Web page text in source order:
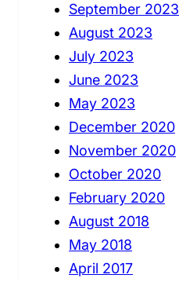
September 2023
August 2023
July 2023
June 2023
May 2023
December 2020
November 2020
October 2020
February 2020
August 2018
May 2018
April 2017